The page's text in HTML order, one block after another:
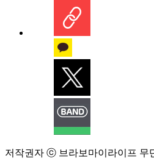
저작권자 ⓒ 브라보마이라이프 무